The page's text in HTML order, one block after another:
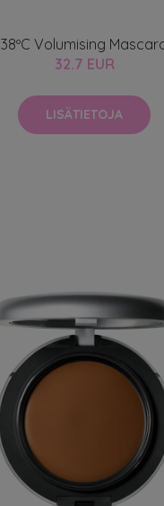
38ºC Volumising
32.7 EUR
LISÄTIETOJA